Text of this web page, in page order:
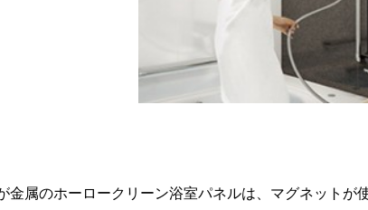
金属のホーロークリーン浴室パネルは、マグネットが